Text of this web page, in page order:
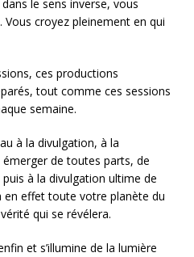
le sens inverse, vous
croyez pleinement en qui
ces productions
tout comme ces sessions
semaine.
à la divulgation, à la
de toutes parts, de
à la divulgation ultime de
en effet toute votre planète du
qui se révélera.
et s’illumine de la lumière